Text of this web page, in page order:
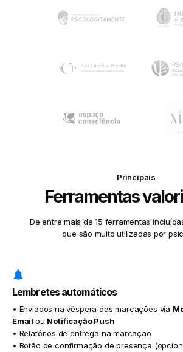
Principais
Ferramentas
De entre mais de 15 ferramentas
que são muito utilizadas por
Lembretes automáticos
• Enviados na véspera das marcações via
Email ou Notificação Push
• Relatórios de entrega na marcação
• Botão de confirmação de presença